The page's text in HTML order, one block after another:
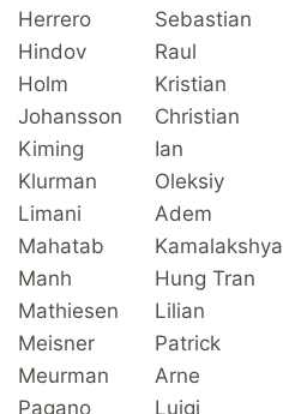
Herrero
Sebastian
Hindov
Raul
Holm
Kristian
Johansson
Christian
Kiming
Ian
Klurman
Oleksiy
Limani
Adem
Mahatab
Kamalakshya
Manh
Hung Tran
Mathiesen
Lilian
Meisner
Patrick
Meurman
Arne
Pagano
Luigi